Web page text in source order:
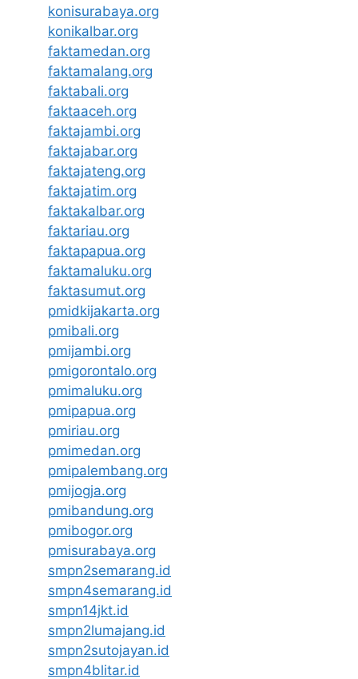
konisurabaya.org
konikalbar.org
faktamedan.org
faktamalang.org
faktabali.org
faktaaceh.org
faktajambi.org
faktajabar.org
faktajateng.org
faktajatim.org
faktakalbar.org
faktariau.org
faktapapua.org
faktamaluku.org
faktasumut.org
pmidkijakarta.org
pmibali.org
pmijambi.org
pmigorontalo.org
pmimaluku.org
pmipapua.org
pmiriau.org
pmimedan.org
pmipalembang.org
pmijogja.org
pmibandung.org
pmibogor.org
pmisurabaya.org
smpn2semarang.id
smpn4semarang.id
smpn14jkt.id
smpn2lumajang.id
smpn2sutojayan.id
smpn4blitar.id